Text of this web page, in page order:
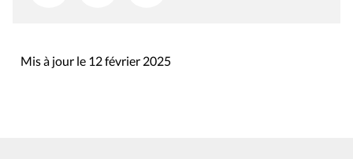
Mis à jour le 12 février 2025